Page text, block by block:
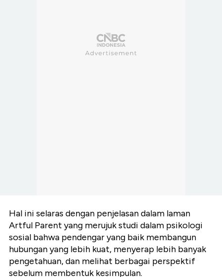
Hal ini selaras dengan penjelasan dalam laman
Artful Parent yang merujuk studi dalam psikologi
sosial bahwa pendengar yang baik membangun
hubungan yang lebih kuat, menyerap lebih banyak
pengetahuan, dan melihat berbagai perspektif
sebelum membentuk kesimpulan.